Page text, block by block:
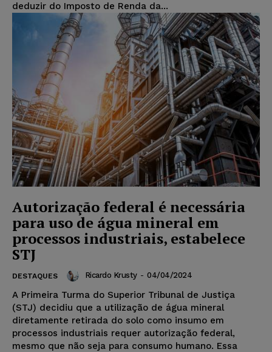
deduzir do Imposto de Renda da...
Autorização federal é necessária
para uso de água mineral em
processos industriais, estabelece
STJ
DESTAQUES Ricardo Krusty - 04/04/2024
A Primeira Turma do Superior Tribunal de Justiça
(STJ) decidiu que a utilização de água mineral
diretamente retirada do solo como insumo em
processos industriais requer autorização federal,
mesmo que não seja para consumo humano. Essa